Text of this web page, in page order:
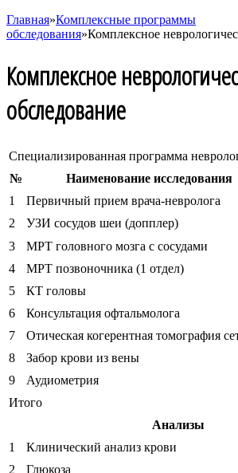
Главная»Комплексные программы
обследования»Комплексное
Комплексное
обследование
Специализированная программа
№
Наименование исследования
1
Первичный прием врача-невролога
2
УЗИ сосудов шеи (допплер)
3
МРТ головного мозга с сосудами
4
МРТ позвоночника (1 отдел)
5
КТ головы
6
Консультация офтальмолога
7
Отическая когерентная томография
8
Забор крови из вены
9
Аудиометрия
Итого
Анализы
1
Клинический анализ крови
2
Глюкоза